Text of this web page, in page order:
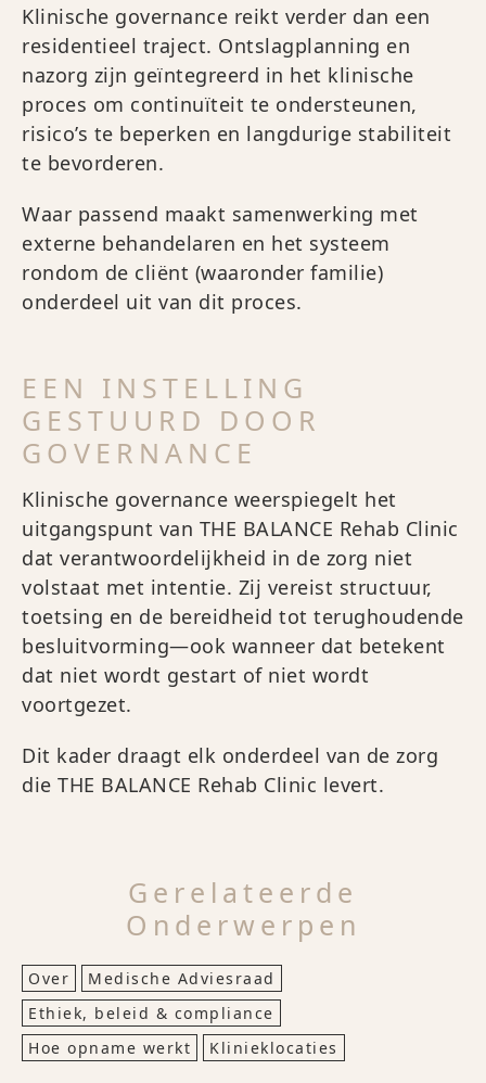
Klinische governance reikt verder dan een
residentieel traject. Ontslagplanning en
nazorg zijn geïntegreerd in het klinische
proces om continuïteit te ondersteunen,
risico’s te beperken en langdurige stabiliteit
te bevorderen.
Waar passend maakt samenwerking met
externe behandelaren en het systeem
rondom de cliënt (waaronder familie)
onderdeel uit van dit proces.
EEN INSTELLING
GESTUURD DOOR
GOVERNANCE
Klinische governance weerspiegelt het
uitgangspunt van THE BALANCE Rehab Clinic
dat verantwoordelijkheid in de zorg niet
volstaat met intentie. Zij vereist structuur,
toetsing en de bereidheid tot terughoudende
besluitvorming—ook wanneer dat betekent
dat niet wordt gestart of niet wordt
voortgezet.
Dit kader draagt elk onderdeel van de zorg
die THE BALANCE Rehab Clinic levert.
Gerelateerde
Onderwerpen
Over
Medische Adviesraad
Ethiek, beleid & compliance
Hoe opname werkt
Klinieklocaties